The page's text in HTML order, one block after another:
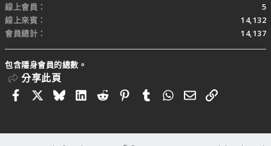
線上會員
5
線上來賓
14,132
會員總計
14,137
包含隱身會員的總數。
分享此頁
FacebookBlueskyLinkedIn
RedditPinterestTumblrWhatsApp
電子郵件
連結